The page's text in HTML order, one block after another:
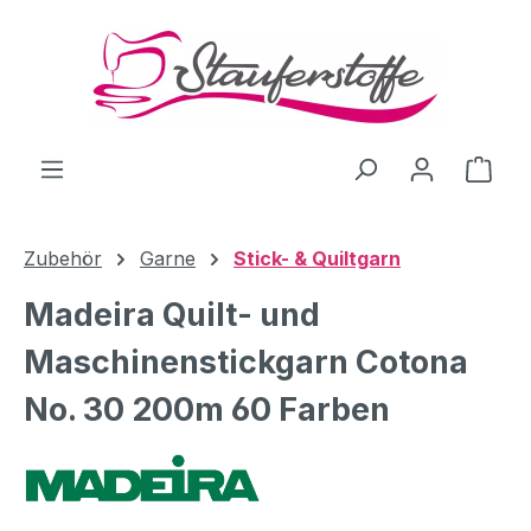
Zum Hauptinhalt springen
Zubehör Garne Stick- & Quiltgarn
Madeira Quilt- und
Maschinenstickgarn Cotona
No. 30 200m 60 Farben